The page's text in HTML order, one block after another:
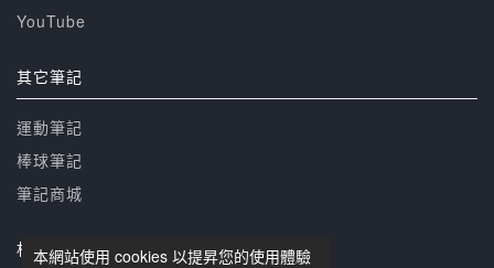
本網站使用 cookies 以提昇您的使用體驗
YouTube
其它筆記
運動筆記
棒球筆記
筆記商城
相關網站